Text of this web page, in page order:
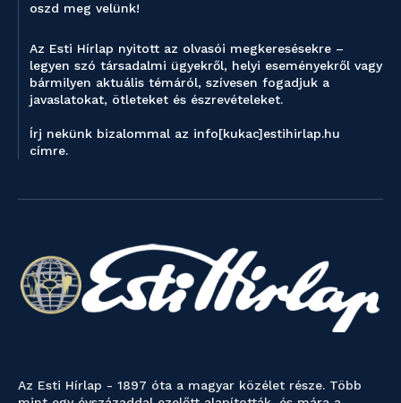
oszd meg velünk!
Az Esti Hírlap nyitott az olvasói megkeresésekre –
legyen szó társadalmi ügyekről, helyi eseményekről vagy
bármilyen aktuális témáról, szívesen fogadjuk a
javaslatokat, ötleteket és észrevételeket.
Írj nekünk bizalommal az info[kukac]estihirlap.hu
címre.
Az Esti Hírlap - 1897 óta a magyar közélet része. Több